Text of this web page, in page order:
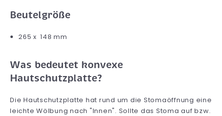
Beutelgröße
265 x 148 mm
Was bedeutet konvexe
Hautschutzplatte?
Die Hautschutzplatte hat rund um die Stomaöffnung eine
leichte Wölbung nach "Innen". Sollte das Stoma auf bzw.